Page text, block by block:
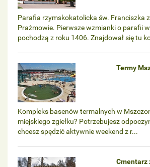
Parafia rzymskokatolicka św. Franciszka
Prażmowie. Pierwsze wzmianki o parafii
pochodzą z roku 1406. Znajdował się tu
Termy
Kompleks basenów termalnych w
miejskiego zgiełku? Potrzebujesz
chcesz spędzić aktywnie weekend z r...
Cmentarz